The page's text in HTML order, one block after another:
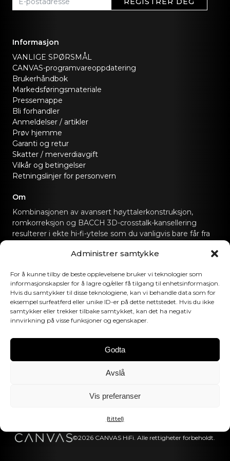
Administrer samtykke
For å kunne tilby de beste opplevelsene bruker vi teknologier som
informasjonskapsler for å lagre og/eller få tilgang til enhetsinformasjon.
Hvis du samtykker til disse teknologiene, kan vi behandle data som for
eksempel surfeatferd eller unike ID-er på dette nettstedet. Hvis du ikke
samtykker eller trekker tilbake samtykket, kan det ha negativ
innvirkning på visse funksjoner og egenskaper.
Godta
Avslå
Vis preferanser
{tittel}
Informasjon
VANLIGE SPØRSMÅL
CANVAS-programvareoppdatering
Brukerhåndbok
Markedsføringsmateriale
Pressemappe
Bli forhandler
Anmeldelser / artikler
Prøv hjemme
Garanti og retur
Skatter / merverdiavgift
Vilkår og betingelser
Retningslinjer for personvern
Om
Kombinasjonen av avansert høyttalerkonstruksjon,
romkorreksjon og BACCH 3D-crosstalk-kansellering
resulterer i ekte hi-fi-ytelse som du vanligvis bare får fra
hello@canvashifi.com Ring +45 29 75 00 45
CANVAS HiFi ApS
Flade Engvej 4
MVA-nummer:DK43519425
©2026 CANVAS HiFi. Alle rettigheter forbeholdt.